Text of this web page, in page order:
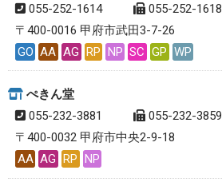
055-252-1614
055-252-1618
〒400-0016 甲府市武田3-7-26
GO AA AG RP NP SC GP WP
ぺきん堂
055-232-3881
055-232-3859
〒400-0032 甲府市中央2-9-18
AA AG RP NP